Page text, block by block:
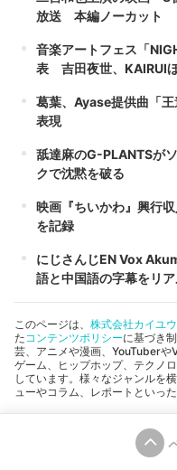
放送 本編ノーカット
音楽アートフェス「
表 吉田夜世、KAIRUI
葛葉、Ayase提供曲「
表現
舐達麻のG-PLANTSが
クで沈黙を破る
映画『ちいかわ』興行
を記録
にじさんじEN Vox
語と中国語の字幕をリ
このページは、 株式会社カイユウ
た コンテンツポリシーに基づき
芸、アニメや漫画、YouTuberや
ゲーム、ヒップホップ、テクノ
しています。様々なジャンルを
ューやコラム、レポートといっ